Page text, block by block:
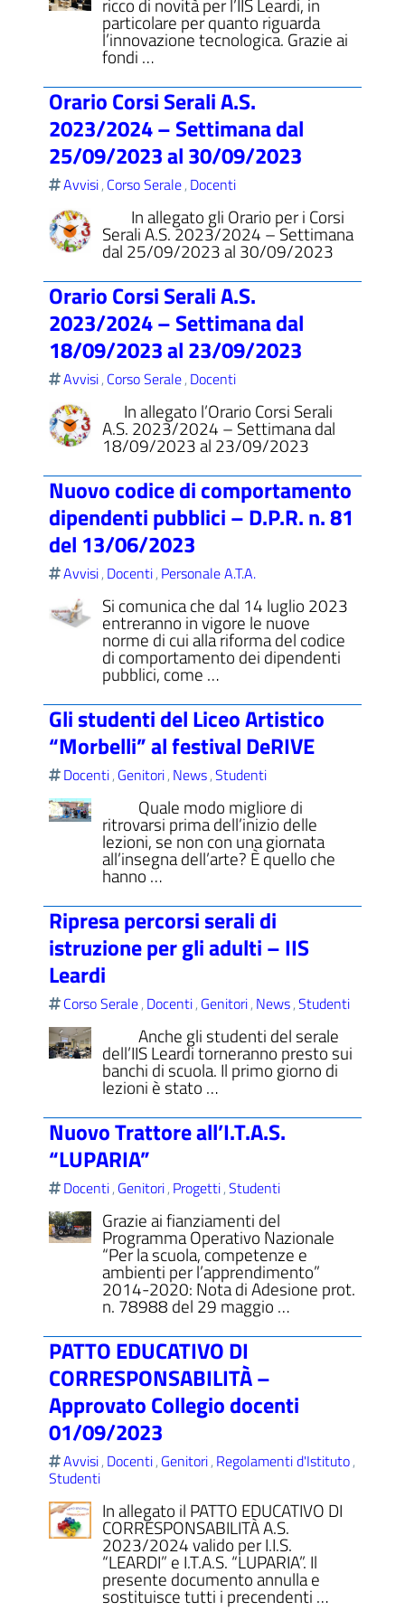
del sito
particolare per quanto riguarda
l’innovazione tecnologica. Grazie ai
fondi …
Orario Corsi Serali A.S.
2023/2024 – Settimana dal
25/09/2023 al 30/09/2023
Avvisi, Corso Serale, Docenti
In allegato gli Orario per i Corsi
Serali A.S. 2023/2024 – Settimana
dal 25/09/2023 al 30/09/2023
Orario Corsi Serali A.S.
2023/2024 – Settimana dal
18/09/2023 al 23/09/2023
Avvisi, Corso Serale, Docenti
In allegato l’Orario Corsi Serali
A.S. 2023/2024 – Settimana dal
18/09/2023 al 23/09/2023
Nuovo codice di comportamento
dipendenti pubblici – D.P.R. n. 81
del 13/06/2023
Avvisi, Docenti, Personale A.T.A.
Si comunica che dal 14 luglio 2023
entreranno in vigore le nuove
norme di cui alla riforma del codice
di comportamento dei dipendenti
pubblici, come …
Gli studenti del Liceo Artistico
“Morbelli” al festival DeRIVE
Docenti, Genitori, News,Studenti
Quale modo migliore di
ritrovarsi prima dell’inizio delle
lezioni, se non con una giornata
all’insegna dell’arte? È quello che
hanno …
Ripresa percorsi serali di
istruzione per gli adulti – IIS
Leardi
Corso Serale, Docenti, Genitori, News,Studenti
Anche gli studenti del serale
dell’IIS Leardi torneranno presto sui
banchi di scuola. Il primo giorno di
lezioni è stato …
Nuovo Trattore all’I.T.A.S.
“LUPARIA”
Docenti, Genitori, Progetti,Studenti
Grazie ai fianziamenti del
Programma Operativo Nazionale
“Per la scuola, competenze e
ambienti per l’apprendimento”
2014-2020: Nota di Adesione prot.
n. 78988 del 29 maggio …
PATTO EDUCATIVO DI
CORRESPONSABILITÀ –
Approvato Collegio docenti
01/09/2023
Avvisi, Docenti, Genitori, Regolamenti d'Istituto,
Studenti
In allegato il PATTO EDUCATIVO DI
CORRESPONSABILITÀ A.S.
2023/2024 valido per I.I.S.
“LEARDI” e I.T.A.S. “LUPARIA”. Il
presente documento annulla e
sostituisce tutti i precendenti …